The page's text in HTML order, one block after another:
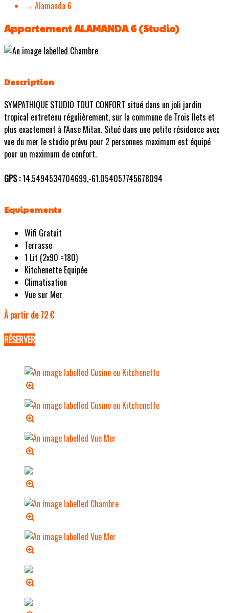
→ Alamanda 6
Appartement ALAMANDA 6 (Studio)
Description
SYMPATHIQUE STUDIO TOUT CONFORT situé dans un joli jardin
tropical entretenu régulièrement, sur la commune de Trois Ilets et
plus exactement à l'Anse Mitan. Situé dans une petite résidence avec
vue du mer le studio prévu pour 2 personnes maximum est équipé
pour un maximum de confort.
GPS :14.5494534704699,-61.054057745678094
Equipements
Wifi Gratuit
Terrasse
1 Lit (2x90 =180)
Kitchenette Equipée
Climatisation
Vue sur Mer
À partir de 72 €
RÉSERVER